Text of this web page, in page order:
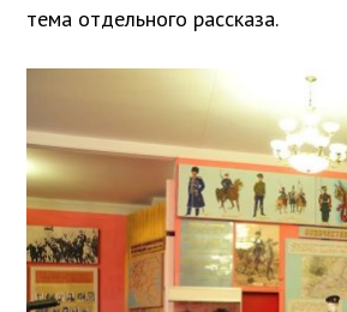
тема отдельного рассказа.